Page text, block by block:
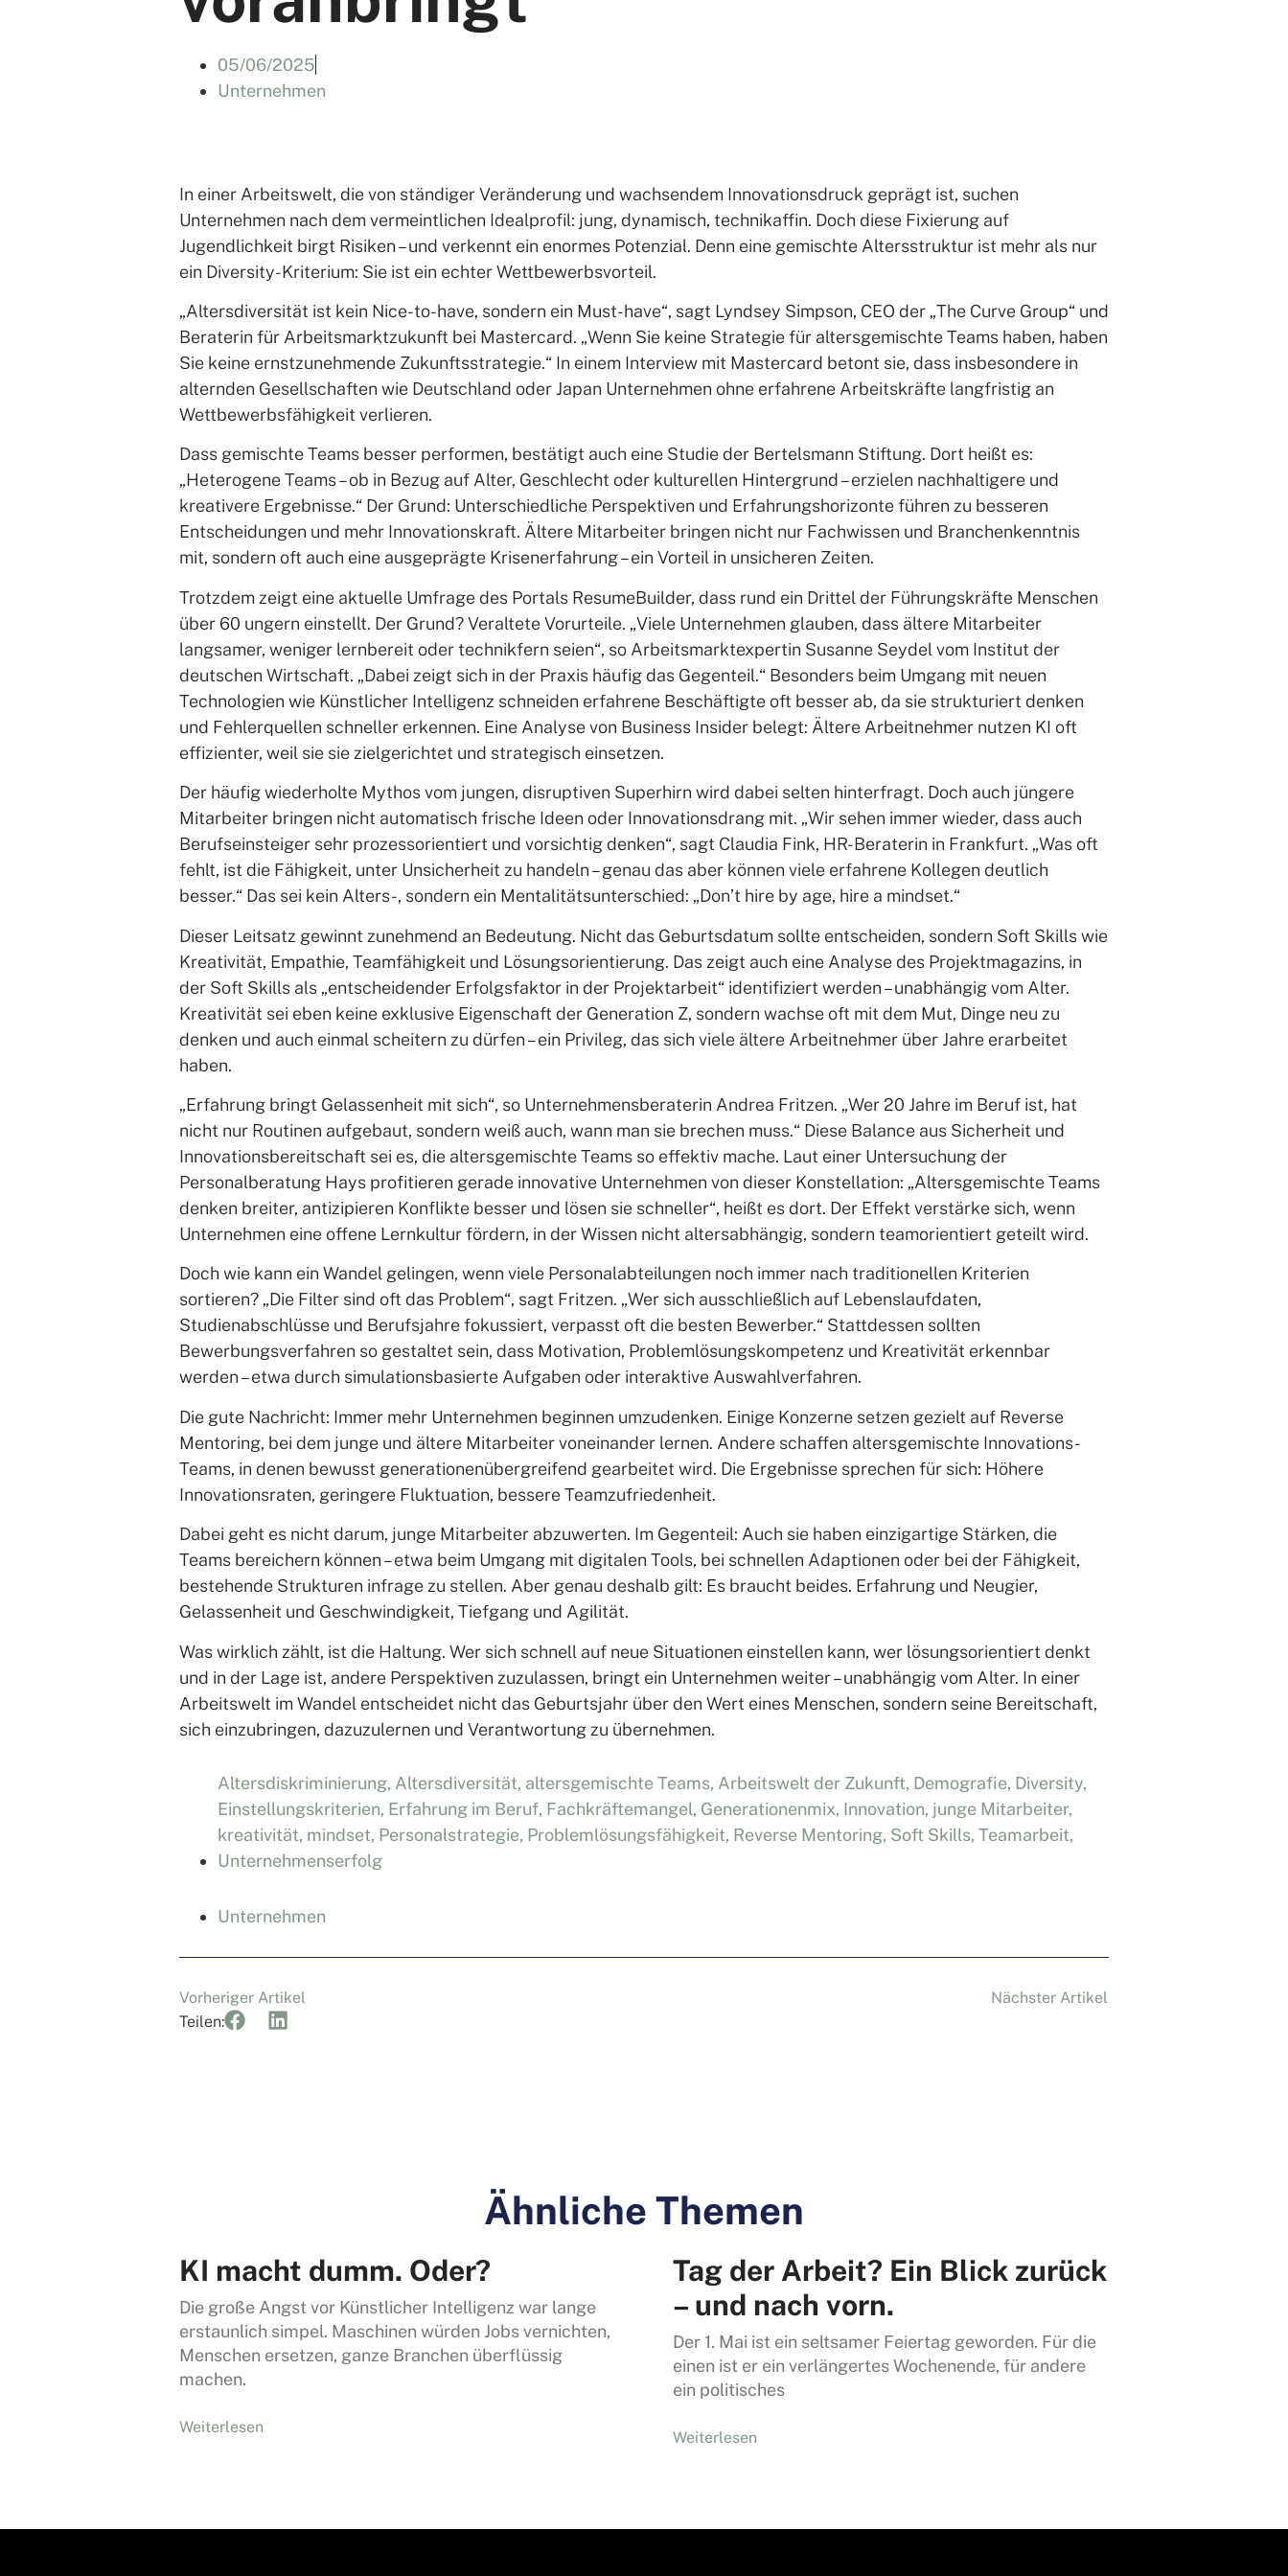
05/06/2025
Unternehmen
In einer Arbeitswelt, die von ständiger Veränderung und wachsendem Innovationsdruck geprägt ist, suchen
Unternehmen nach dem vermeintlichen Idealprofil: jung, dynamisch, technikaffin. Doch diese Fixierung auf
Jugendlichkeit birgt Risiken – und verkennt ein enormes Potenzial. Denn eine gemischte Altersstruktur ist mehr als nur
ein Diversity-Kriterium: Sie ist ein echter Wettbewerbsvorteil.
„Altersdiversität ist kein Nice-to-have, sondern ein Must-have“, sagt Lyndsey Simpson, CEO der „The Curve Group“ und
Beraterin für Arbeitsmarktzukunft bei Mastercard. „Wenn Sie keine Strategie für altersgemischte Teams haben, haben
Sie keine ernstzunehmende Zukunftsstrategie.“ In einem Interview mit Mastercard betont sie, dass insbesondere in
alternden Gesellschaften wie Deutschland oder Japan Unternehmen ohne erfahrene Arbeitskräfte langfristig an
Wettbewerbsfähigkeit verlieren.
Dass gemischte Teams besser performen, bestätigt auch eine Studie der Bertelsmann Stiftung. Dort heißt es:
„Heterogene Teams – ob in Bezug auf Alter, Geschlecht oder kulturellen Hintergrund – erzielen nachhaltigere und
kreativere Ergebnisse.“ Der Grund: Unterschiedliche Perspektiven und Erfahrungshorizonte führen zu besseren
Entscheidungen und mehr Innovationskraft. Ältere Mitarbeiter bringen nicht nur Fachwissen und Branchenkenntnis
mit, sondern oft auch eine ausgeprägte Krisenerfahrung – ein Vorteil in unsicheren Zeiten.
Trotzdem zeigt eine aktuelle Umfrage des Portals ResumeBuilder, dass rund ein Drittel der Führungskräfte Menschen
über 60 ungern einstellt. Der Grund? Veraltete Vorurteile. „Viele Unternehmen glauben, dass ältere Mitarbeiter
langsamer, weniger lernbereit oder technikfern seien“, so Arbeitsmarktexpertin Susanne Seydel vom Institut der
deutschen Wirtschaft. „Dabei zeigt sich in der Praxis häufig das Gegenteil.“ Besonders beim Umgang mit neuen
Technologien wie Künstlicher Intelligenz schneiden erfahrene Beschäftigte oft besser ab, da sie strukturiert denken
und Fehlerquellen schneller erkennen. Eine Analyse von Business Insider belegt: Ältere Arbeitnehmer nutzen KI oft
effizienter, weil sie sie zielgerichtet und strategisch einsetzen.
Der häufig wiederholte Mythos vom jungen, disruptiven Superhirn wird dabei selten hinterfragt. Doch auch jüngere
Mitarbeiter bringen nicht automatisch frische Ideen oder Innovationsdrang mit. „Wir sehen immer wieder, dass auch
Berufseinsteiger sehr prozessorientiert und vorsichtig denken“, sagt Claudia Fink, HR-Beraterin in Frankfurt. „Was oft
fehlt, ist die Fähigkeit, unter Unsicherheit zu handeln – genau das aber können viele erfahrene Kollegen deutlich
besser.“ Das sei kein Alters-, sondern ein Mentalitätsunterschied: „Don’t hire by age, hire a mindset.“
Dieser Leitsatz gewinnt zunehmend an Bedeutung. Nicht das Geburtsdatum sollte entscheiden, sondern Soft Skills wie
Kreativität, Empathie, Teamfähigkeit und Lösungsorientierung. Das zeigt auch eine Analyse des Projektmagazins, in
der Soft Skills als „entscheidender Erfolgsfaktor in der Projektarbeit“ identifiziert werden – unabhängig vom Alter.
Kreativität sei eben keine exklusive Eigenschaft der Generation Z, sondern wachse oft mit dem Mut, Dinge neu zu
denken und auch einmal scheitern zu dürfen – ein Privileg, das sich viele ältere Arbeitnehmer über Jahre erarbeitet
haben.
„Erfahrung bringt Gelassenheit mit sich“, so Unternehmensberaterin Andrea Fritzen. „Wer 20 Jahre im Beruf ist, hat
nicht nur Routinen aufgebaut, sondern weiß auch, wann man sie brechen muss.“ Diese Balance aus Sicherheit und
Innovationsbereitschaft sei es, die altersgemischte Teams so effektiv mache. Laut einer Untersuchung der
Personalberatung Hays profitieren gerade innovative Unternehmen von dieser Konstellation: „Altersgemischte Teams
denken breiter, antizipieren Konflikte besser und lösen sie schneller“, heißt es dort. Der Effekt verstärke sich, wenn
Unternehmen eine offene Lernkultur fördern, in der Wissen nicht altersabhängig, sondern teamorientiert geteilt wird.
Doch wie kann ein Wandel gelingen, wenn viele Personalabteilungen noch immer nach traditionellen Kriterien
sortieren? „Die Filter sind oft das Problem“, sagt Fritzen. „Wer sich ausschließlich auf Lebenslaufdaten,
Studienabschlüsse und Berufsjahre fokussiert, verpasst oft die besten Bewerber.“ Stattdessen sollten
Bewerbungsverfahren so gestaltet sein, dass Motivation, Problemlösungskompetenz und Kreativität erkennbar
werden – etwa durch simulationsbasierte Aufgaben oder interaktive Auswahlverfahren.
Die gute Nachricht: Immer mehr Unternehmen beginnen umzudenken. Einige Konzerne setzen gezielt auf Reverse
Mentoring, bei dem junge und ältere Mitarbeiter voneinander lernen. Andere schaffen altersgemischte Innovations-
Teams, in denen bewusst generationenübergreifend gearbeitet wird. Die Ergebnisse sprechen für sich: Höhere
Innovationsraten, geringere Fluktuation, bessere Teamzufriedenheit.
Dabei geht es nicht darum, junge Mitarbeiter abzuwerten. Im Gegenteil: Auch sie haben einzigartige Stärken, die
Teams bereichern können – etwa beim Umgang mit digitalen Tools, bei schnellen Adaptionen oder bei der Fähigkeit,
bestehende Strukturen infrage zu stellen. Aber genau deshalb gilt: Es braucht beides. Erfahrung und Neugier,
Gelassenheit und Geschwindigkeit, Tiefgang und Agilität.
Was wirklich zählt, ist die Haltung. Wer sich schnell auf neue Situationen einstellen kann, wer lösungsorientiert denkt
und in der Lage ist, andere Perspektiven zuzulassen, bringt ein Unternehmen weiter – unabhängig vom Alter. In einer
Arbeitswelt im Wandel entscheidet nicht das Geburtsjahr über den Wert eines Menschen, sondern seine Bereitschaft,
sich einzubringen, dazuzulernen und Verantwortung zu übernehmen.
Altersdiskriminierung, Altersdiversität, altersgemischte Teams, Arbeitswelt der Zukunft, Demografie, Diversity,
Einstellungskriterien, Erfahrung im Beruf, Fachkräftemangel, Generationenmix, Innovation, junge Mitarbeiter,
kreativität, mindset, Personalstrategie, Problemlösungsfähigkeit, Reverse Mentoring, Soft Skills, Teamarbeit,
Unternehmenserfolg
Unternehmen
Vorheriger Artikel
Nächster Artikel
Teilen:
Ähnliche Themen
KI macht dumm. Oder?
Die große Angst vor Künstlicher Intelligenz war lange
erstaunlich simpel. Maschinen würden Jobs vernichten,
Menschen ersetzen, ganze Branchen überflüssig
machen.
Weiterlesen
Tag der Arbeit? Ein Blick zurück
– und nach vorn.
Der 1. Mai ist ein seltsamer Feiertag geworden. Für die
einen ist er ein verlängertes Wochenende, für andere
ein politisches
Weiterlesen